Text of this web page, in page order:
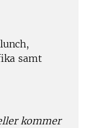
samt
kommer